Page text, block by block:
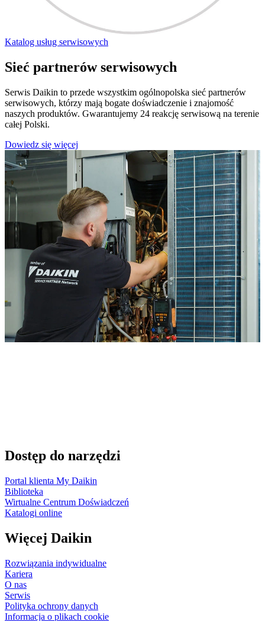
Katalog usług serwisowych
Sieć partnerów serwisowych
Serwis Daikin to przede wszystkim ogólnopolska sieć partnerów
serwisowych, którzy mają bogate doświadczenie i znajomość
naszych produktów. Gwarantujemy 24 reakcję serwisową na terenie
całej Polski.
Dowiedz się więcej
Dostęp do narzędzi
Portal klienta My Daikin
Biblioteka
Wirtualne Centrum Doświadczeń
Katalogi online
Więcej Daikin
Rozwiązania indywidualne
Kariera
O nas
Serwis
Polityka ochrony danych
Informacja o plikach cookie